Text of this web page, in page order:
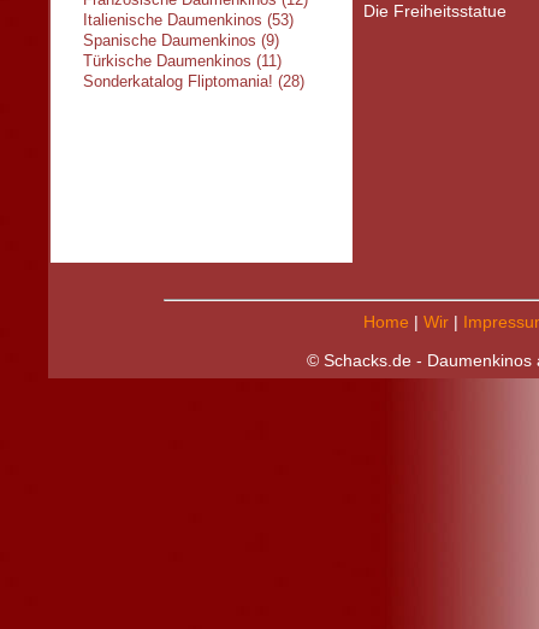
Italienische Daumenkinos (53)
Spanische Daumenkinos (9)
Türkische Daumenkinos (11)
Sonderkatalog Fliptomania! (28)
Die Freiheitsstatue
Home | Wir|
© Schacks.de - Daumenkinos